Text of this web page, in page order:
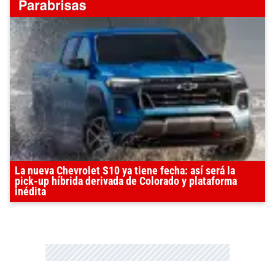
La nueva Chevrolet S10 ya tiene fecha: así será la
pick-up híbrida derivada de Colorado y plataforma
inédita